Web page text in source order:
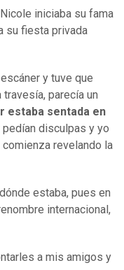
iniciaba su fama
su fiesta privada
y tuve que
parecía un
estaba sentada en
pedían disculpas y yo
comienza revelando la
estaba, pues en
internacional,
a mis amigos y